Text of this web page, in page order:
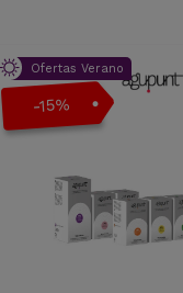
Ofertas Verano
-15%